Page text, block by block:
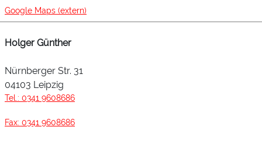
Google Maps (extern)
Holger Günther
Nürnberger Str. 31
04103 Leipzig
Tel.: 0341 9608686
Fax: 0341 9608686